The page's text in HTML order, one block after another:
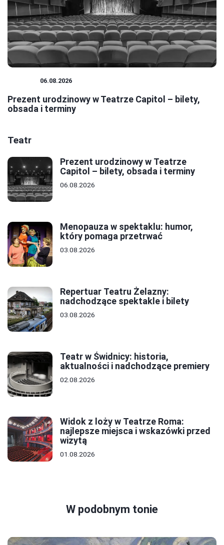
06.08.2026
Prezent urodzinowy w Teatrze Capitol – bilety,
obsada i terminy
Teatr
Prezent urodzinowy w Teatrze
Capitol – bilety, obsada i terminy
06.08.2026
Menopauza w spektaklu: humor,
który pomaga przetrwać
03.08.2026
Repertuar Teatru Żelazny:
nadchodzące spektakle i bilety
03.08.2026
Teatr w Świdnicy: historia,
aktualności i nadchodzące premiery
02.08.2026
Widok z loży w Teatrze Roma:
najlepsze miejsca i wskazówki przed
wizytą
01.08.2026
W podobnym tonie